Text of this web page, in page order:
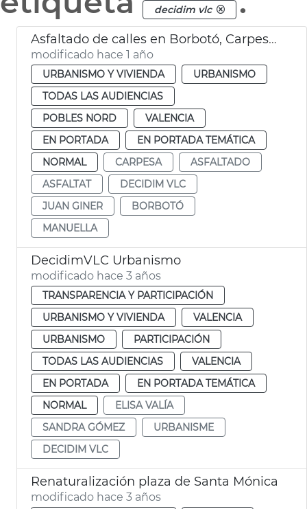
decidim vlc
Asfaltado de calles en Borbotó, Carpesa y Mauella
modificado hace 1 año
URBANISMO Y VIVIENDA
URBANISMO
TODAS LAS AUDIENCIAS
POBLES NORD
VALENCIA
EN PORTADA
EN PORTADA TEMÁTICA
NORMAL
CARPESA
ASFALTADO
ASFALTAT
DECIDIM VLC
JUAN GINER
BORBOTÓ
MANUELLA
DecidimVLC Urbanismo
modificado hace 3 años
TRANSPARENCIA Y PARTICIPACIÓN
URBANISMO Y VIVIENDA
VALENCIA
URBANISMO
PARTICIPACIÓN
TODAS LAS AUDIENCIAS
VALENCIA
EN PORTADA
EN PORTADA TEMÁTICA
NORMAL
ELISA VALÍA
SANDRA GÓMEZ
URBANISME
DECIDIM VLC
Renaturalización plaza de Santa Mónica
modificado hace 3 años